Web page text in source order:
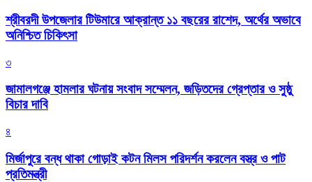
শ্রীবরদী উপজেলার টিউমারে আক্রান্ত ১১ বছরের রাশেদ, অর্থের অভাবে
অনিশ্চিত চিকিৎসা
৩
জামালগঞ্জে হামলার ঘটনায় সংবাদ সম্মেলন, জড়িতদের গ্রেপ্তার ও সুষ্ঠু
বিচার দাবি
৪
মির্জাপুরে বন্ধ থাকা গোড়াই কটন মিলস পরিদর্শন করলেন বস্ত্র ও পাট
প্রতিমন্ত্রী